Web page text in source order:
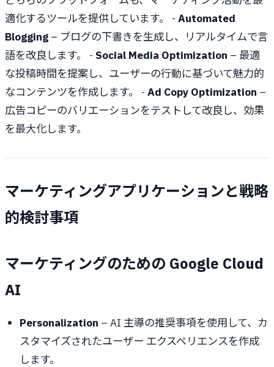
適化するツールを提供しています。 - Automated
Blogging – ブログの下書きを生成し、リアルタイムで言
語を改良します。 - Social Media Optimization – 最適
な投稿時間を提案し、ユーザーの行動に基づいて魅力的
なコンテンツを作成します。 - Ad Copy Optimization –
広告コピーのバリエーションをテストして改良し、効果
を最大化します。
マーケティングアプリケーションと戦略
的検討事項
マーケティングのための Google Cloud
AI
Personalization – AI 主導の推奨事項を使用して、カ
スタマイズされたユーザー エクスペリエンスを作成
します。